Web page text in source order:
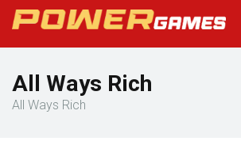
All Ways Rich
All Ways Rich